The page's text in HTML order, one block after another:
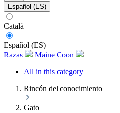
Español (ES)
Català
Español (ES)
Razas
Maine Coon
All in this category
Rincón del conocimiento
Gato